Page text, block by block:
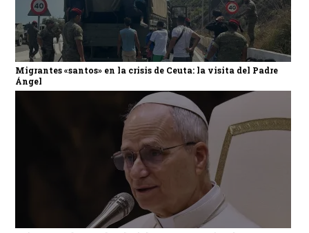
Migrantes «santos» en la crisis de Ceuta: la visita del Padre
Ángel